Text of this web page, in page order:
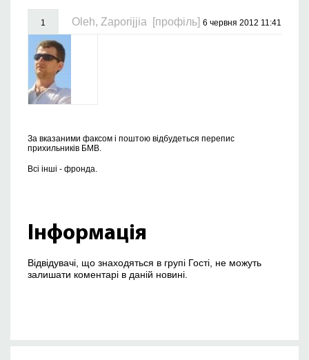
1 Oleh, Zaporijjia [профіль] 6 червня 2012 11:41
За вказаними факсом і поштою відбудеться перепис
прихильників БМВ.
Всі інші - фронда.
Інформація
Відвідувачі, що знаходяться в групі Гості, не можуть
залишати коментарі в даній новині.